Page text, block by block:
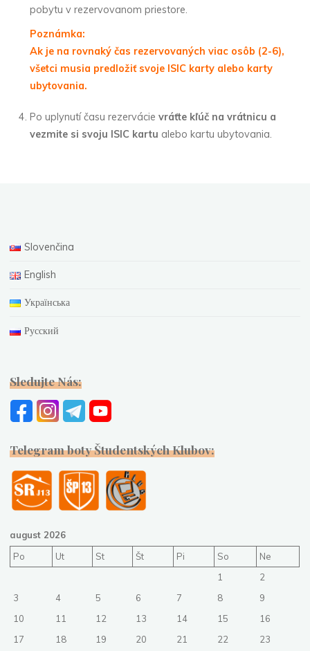
pobytu v rezervovanom priestore.
Poznámka:
Ak je na rovnaký čas rezervovaných viac osôb (2-6),
všetci musia predložiť svoje ISIC karty alebo karty
ubytovania.
Po uplynutí času rezervácievráťte kľúč na vrátnicu a
vezmite si svoju ISIC kartu alebo kartu ubytovania.
Slovenčina
English
Українська
Русский
Sledujte Nás:
Telegram boty Študentských Klubov:
august 2026
Po
Ut St Št Pi So
Ne
1
2
3
4 5 6 7 8
9
10
11 12 13 14 15
16
17
18 19 20 21 22
23